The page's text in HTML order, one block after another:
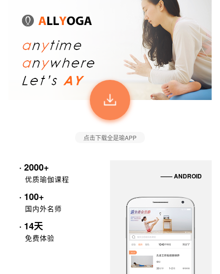
点击下载全是瑜APP
· 2000+
优质瑜伽课程
· 100+
国内外名师
· 14天
免费体验
—— ANDROID